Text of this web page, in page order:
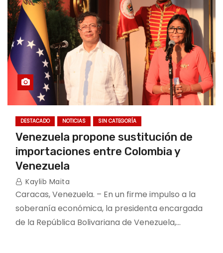
DESTACADO NOTICIAS SIN CATEGORÍA
Venezuela propone sustitución de
importaciones entre Colombia y
Venezuela
Kaylib Maita
Caracas, Venezuela. – En un firme impulso a la
soberanía económica, la presidenta encargada
de la República Bolivariana de Venezuela,…